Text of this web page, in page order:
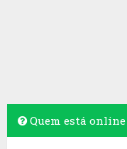
Quem está online